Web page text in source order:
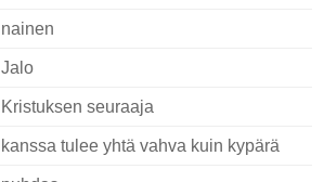
nainen
Jalo
Kristuksen seuraaja
kanssa tulee yhtä vahva kuin kypärä